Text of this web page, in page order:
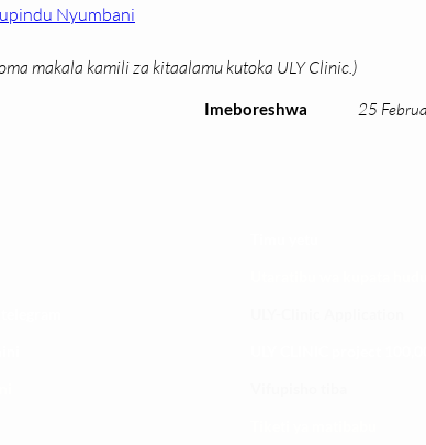
Nyumbani
makala kamili za kitaalamu kutoka ULY Clinic.)
Imeboreshwa 25